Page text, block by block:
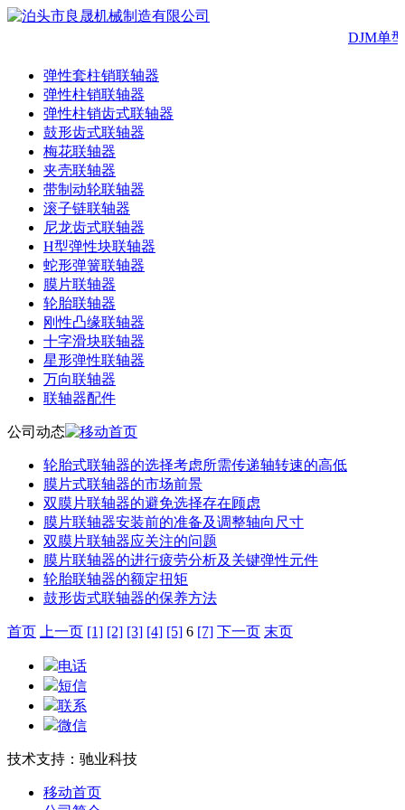
DJM单
弹性套柱销联轴器
弹性柱销联轴器
弹性柱销齿式联轴器
鼓形齿式联轴器
梅花联轴器
夹壳联轴器
带制动轮联轴器
滚子链联轴器
尼龙齿式联轴器
H型弹性块联轴器
蛇形弹簧联轴器
膜片联轴器
轮胎联轴器
刚性凸缘联轴器
十字滑块联轴器
星形弹性联轴器
万向联轴器
联轴器配件
公司动态
轮胎式联轴器的选择考虑所需传递轴转速的高低
膜片式联轴器的市场前景
双膜片联轴器的避免选择存在顾虑
膜片联轴器安装前的准备及调整轴向尺寸
双膜片联轴器应关注的问题
膜片联轴器的进行疲劳分析及关键弹性元件
轮胎联轴器的额定扭矩
鼓形齿式联轴器的保养方法
首页 上一页 [1] [2] [3] [4] [5] 6 [7] 下一页 末页
电话
短信
联系
微信
技术支持：驰业科技
移动首页